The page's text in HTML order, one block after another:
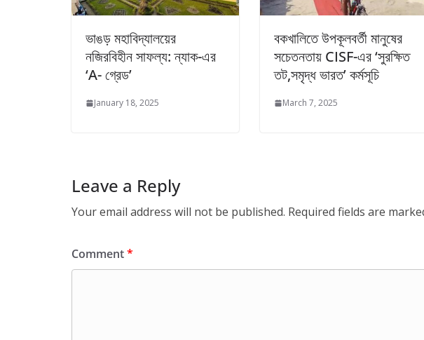
ভাঙড় মহাবিদ্যালয়ের
নজিরবিহীন সাফল্য: ন্যাক-এর
‘A- গ্রেড’
January 18, 2025
বকখালিতে উপকূলবর্তী মানুষের
সচেতনতায় CISF-এর ‘সুরক্ষিত
তট,সমৃদ্ধ ভারত’ কর্মসূচি
March 7, 2025
Leave a Reply
Your email address will not be published. Required fields are
Comment*